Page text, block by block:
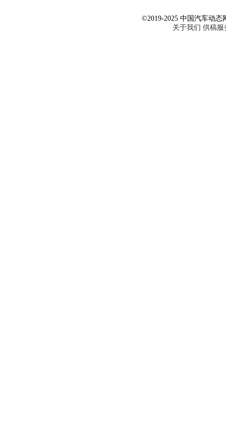
©2019-2025 中国汽车动态
关于我们 供稿服